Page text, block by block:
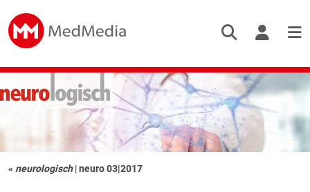
« neurologisch |neuro 03|2017